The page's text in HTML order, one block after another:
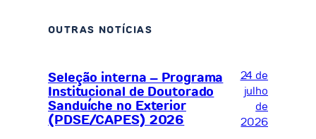
OUTRAS NOTÍCIAS
Seleção interna – Programa
Institucional de Doutorado
Sanduíche no Exterior
(PDSE/CAPES) 2026
24 de
julho
de
2026